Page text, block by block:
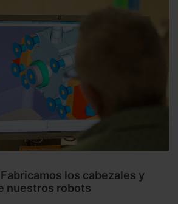
los cabezales y
nuestros robots